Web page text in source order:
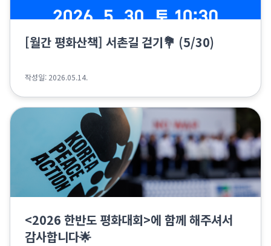
[월간 평화산책] 서촌길 걷기💐 (5/30)
작성일: 2026.05.14.
<2026 한반도 평화대회>에 함께 해주셔서
감사합니다🌟